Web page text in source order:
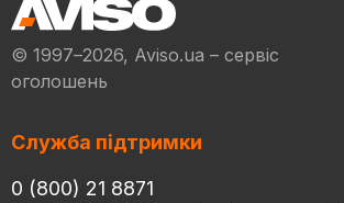
© 1997–2026, Aviso.ua – сервіс
оголошень
Служба підтримки
0 (800) 21 8871